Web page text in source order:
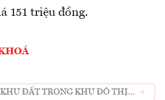
151 triệu đồng.
ĐẤT TRONG KHU ĐÔ THỊ